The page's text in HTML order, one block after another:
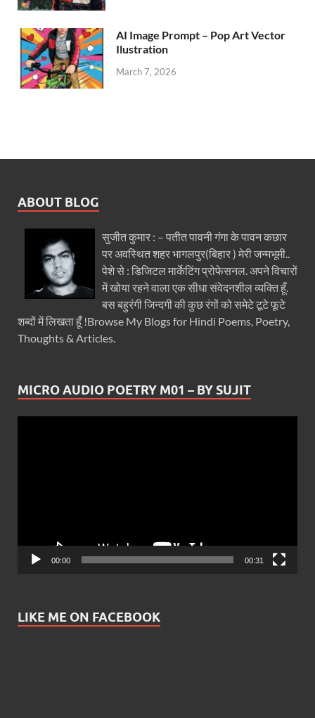
AI Image Prompt – Pop Art Vector
Ilustration
March 7, 2026
ABOUT BLOG
सुजीत कुमार : – पतीत पावनी गंगा के पावन कछार
पर अवस्थित शहर भागलपुर(बिहार ) मेरी जन्मभूमी..
पेशे से : डिजिटल मार्केटिंग प्रोफेसनल. अपने विचारों
में खोया रहने वाला एक सीधा संवेदनशील व्यक्ति हूँ.
बस बहुरंगी जिन्दगी की कुछ रंगों को समेटे टूटे फूटे
शब्दों में लिखता हूँ !Browse My Blogs for Hindi Poems, Poetry,
Thoughts & Articles.
MICRO AUDIO POETRY M01 – BY SUJIT
00:00 00:31
LIKE ME ON FACEBOOK